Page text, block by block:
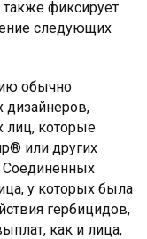
фиксирует
следующих
обычно
лиц, которые
или других
Соединенных
у которых была
гербицидов,
как и лица,